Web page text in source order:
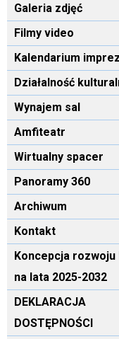
Galeria zdjęć
Filmy video
Kalendarium imprez
Działalność
Wynajem sal
Amfiteatr
Wirtualny spacer
Panoramy 360
Archiwum
Kontakt
Koncepcja rozwoju
na lata 2025-2032
DEKLARACJA
DOSTĘPNOŚCI